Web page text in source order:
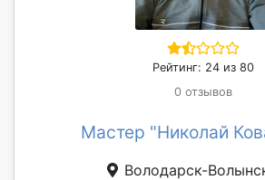
Рейтинг: 24 из 80
0 отзывов
Мастер "Николай
Володарск-